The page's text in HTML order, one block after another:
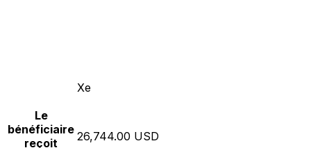
Xe
Le
bénéficiaire
reçoit
26,744.00 USD